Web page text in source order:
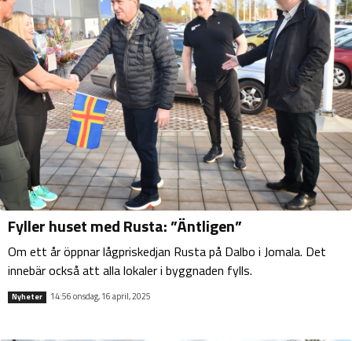
Fyller huset med Rusta: ”Äntligen”
Om ett år öppnar lågpriskedjan Rusta på Dalbo i Jomala. Det
innebär också att alla lokaler i byggnaden fylls.
Nyheter 14:56 onsdag, 16 april, 2025